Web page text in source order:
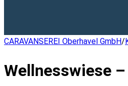
CARAVANSEREI Oberhavel GmbH/
Wellnesswiese –